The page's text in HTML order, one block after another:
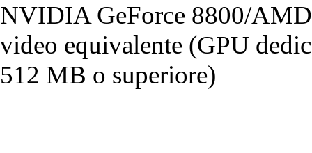
NVIDIA GeForce 8800/AMD
video equivalente (GPU
512 MB o superiore)